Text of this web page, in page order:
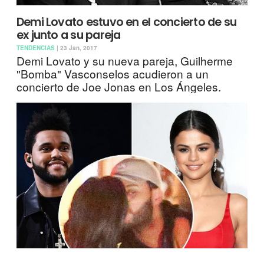
Demi Lovato estuvo en el concierto de su
ex junto a su pareja
TENDENCIAS | 23 Jan, 2017
Demi Lovato y su nueva pareja, Guilherme
"Bomba" Vasconselos acudieron a un
concierto de Joe Jonas en Los Ángeles.